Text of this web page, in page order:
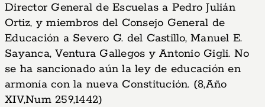
Director General de Escuelas a Pedro Julián
Ortiz, y miembros del Consejo General de
Educación a Severo G. del Castillo, Manuel E.
Sayanca, Ventura Gallegos y Antonio Gigli. No
se ha sancionado aún la ley de educación en
armonía con la nueva Constitución. (8,Año
XIV,Num 259,1442)